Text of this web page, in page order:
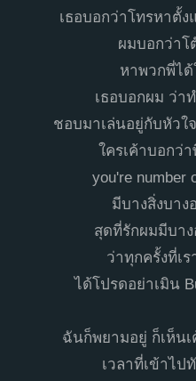
เธอบอกว่าโทรหาตั้
ผมบอกว่าโ
หาพวกพี่ได้
เธอบอกผม ว่า
ชอบมาเล่นอยู่กับหัวใ
ใครเค้าบอกว่
you're number
มีบางสิ่งบาง
สุดที่รักผมมีบาง
ว่าทุกครั้งที่เ
ได้โปรดอย่าเมิน
ฉันก็พยามอยู่ ก็เห็น
เวลาที่เข้าไป